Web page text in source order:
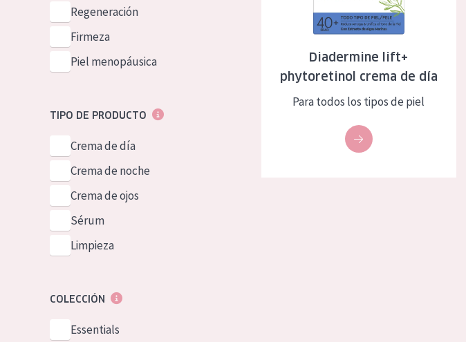
Piel normal y seca
Piel mixata o grasa
Piel expuesta al sol
Edad: de 35 a 55
Piel madura
NUESTROS PRODUCTOS
German
Spanish
Greek
Regeneración
Firmeza
Piel menopáusica
TIPO DE PRODUCTO
Crema de día
Crema de noche
Crema de ojos
Sérum
Limpieza
COLECCIÓN
Essentials
Diadermine lift+
phytoretinol crema de día
Para todos los tipos de piel